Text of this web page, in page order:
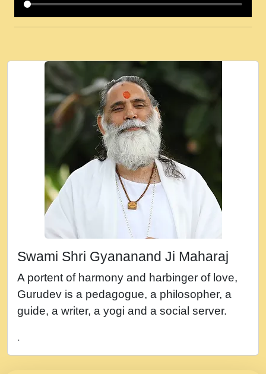
कई पकड क मर हथ र मह वदवन पहच दय! मह जन
Ki - Krishna Bhajan - New Bhajan 2020
#Ishwar Bhakti.mp3
जब से गीता ज्ञान पाया मैं बड़ी मस्ती में हूँ । 2018 -
Rishikesh - Ratan Ji Rasik.mp3
तन हल दल द सनव मड उतत सर रख क, नल रव त
गल लग जव त सर उतत हथ रख द!.mp3
तू कर प्रीतम से प्रीत, यूहीं दिन बीतते जाते हैं ।
2018 - Rishikesh - Swami Gyananand Ji
Maharaj.mp3
न म गवद गपल गद फर, पयर महन न रझद फर! shri
नह भरस रह लडडल... अपन खट करम क !!!! मह दद
सहर चरण क .....mp3
बगड नसब कसन सवर तर बगर Shri ravinandan
shastri ji maharaj.mp3
Swami Shri Gyananand Ji Maharaj
A portent of harmony and harbinger of love,
Gurudev is a pedagogue, a philosopher, a
guide, a writer, a yogi and a social server.
.